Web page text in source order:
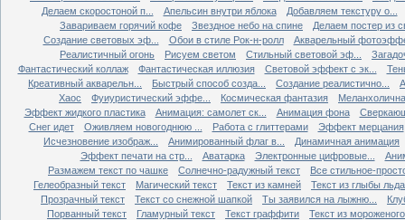
Делаем скоростоной п...
Апельсин внутри яблока
Добавляем текстуру о...
Завариваем горячий кофе
Звездное небо на спине
Делаем постер из
Создание световых эф...
Обои в стиле Рок-н-ролл
Акварельный
Реалистичный огонь
Рисуем светом Стильный световой эф...
Фантастический коллаж
Фантастическая иллюзия Световой эффект с эк...
Креативный акварельн...
Быстрый способ созда... Создание реалистично...
Хаос
Фуиуристический эффе... Космическая фантазия
Эффект жидкого пластика
Анимация: самолет ск... Анимация фона
Снег идет
Оживляем новогоднюю ... Работа с глиттерами
Эффект мерцания
Исчезновение изображ...
Анимированный флаг в...
Динамичная анимация
Эффект печати на стр...
Аватарка Электронные цифровые...
Размажем текст по чашке
Солнечно-радужный текст
Все стильное-
Гелеобразный текст
Магический текст Текст из камней
Текст из глыбы льда
Прозрачный текст
Текст со снежной шапкой Ты заявился на лыжню...
Порванный текст
Гламурный текст Текст граффити
Текст из мороженого